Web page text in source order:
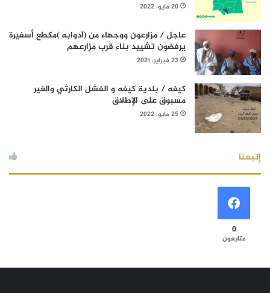
20 مايو، 2022
عاجل / مزارعون ووجهاء من (آدوابه )مكطع أسفيرة
يرفضون تشييد بناء قرب مزارعهم
23 فبراير، 2021
كيفه / بلدية كيفه و الفشل الكارثي والغير
مسبوق على الإطلاق
25 مايو، 2022
إتبعنا
0
متابعون